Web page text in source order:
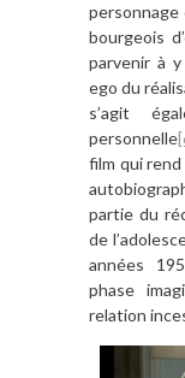
personnage
bourgeois
parvenir à
ego du
s’agit
personnelle
film qui
partie du
de
années
phase
relation